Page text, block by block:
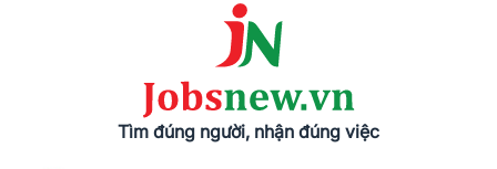
Tìm đúng người, nhận đúng việc